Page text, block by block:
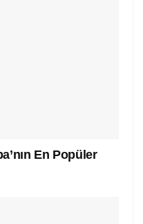
En Popüler